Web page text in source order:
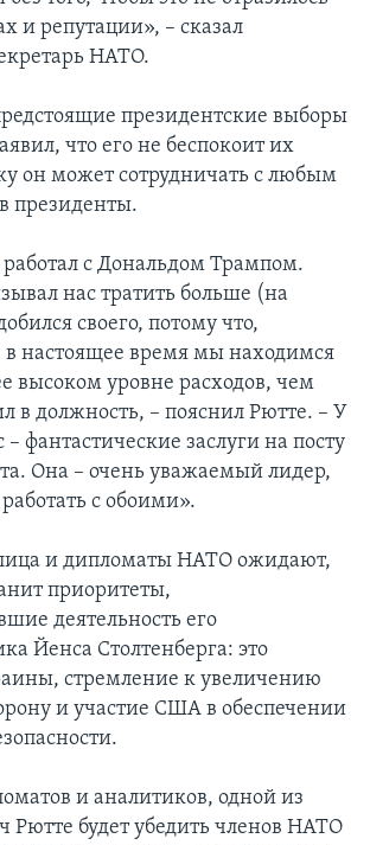
и репутации», – сказал
НАТО.
президентские выборы
что его не беспокоит их
он может сотрудничать с любым
президенты.
работал с Дональдом Трампом.
нас тратить больше (на
своего, потому что,
в настоящее время мы находимся
высоком уровне расходов, чем
в должность, – пояснил Рютте. – У
фантастические заслуги на посту
Она – очень уважаемый лидер,
с обоими».
и дипломаты НАТО ожидают,
приоритеты,
деятельность его
Йенса Столтенберга: это
стремление к увеличению
и участие США в обеспечении
и аналитиков, одной из
Рютте будет убедить членов НАТО